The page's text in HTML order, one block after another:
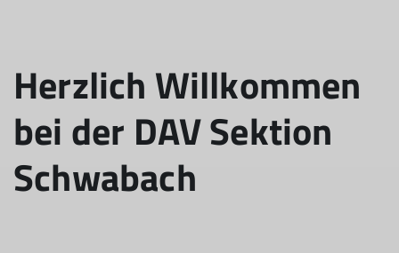
Herzlich Willkommen
bei der DAV Sektion
Schwabach